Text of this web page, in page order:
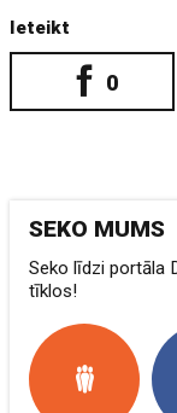
Ieteikt
0
SEKO MUMS
Seko līdzi portāla
tīklos!